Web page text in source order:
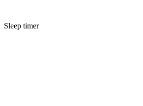
Sleep timer